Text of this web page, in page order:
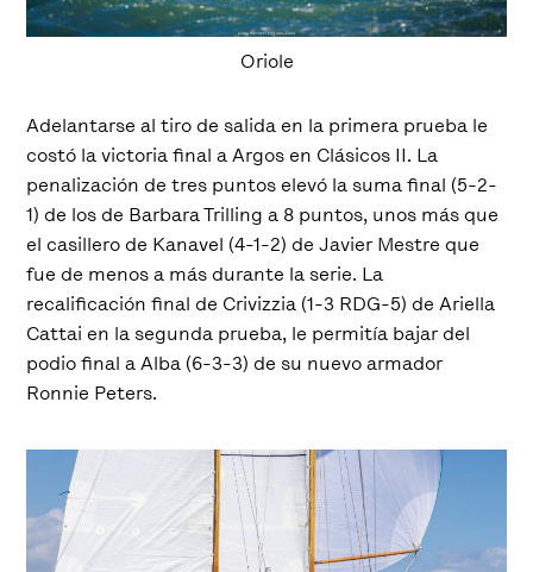
Oriole
Adelantarse al tiro de salida en la primera prueba le
costó la victoria final a Argos en Clásicos II. La
penalización de tres puntos elevó la suma final (5-2-
1) de los de Barbara Trilling a 8 puntos, unos más que
el casillero de Kanavel (4-1-2) de Javier Mestre que
fue de menos a más durante la serie. La
recalificación final de Crivizzia (1-3 RDG-5) de Ariella
Cattai en la segunda prueba, le permitía bajar del
podio final a Alba (6-3-3) de su nuevo armador
Ronnie Peters.